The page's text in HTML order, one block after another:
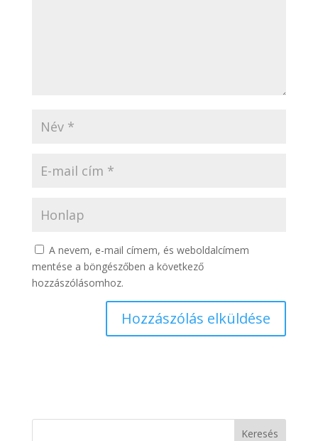
A nevem, e-mail címem, és weboldalcímem
mentése a böngészőben a következő
hozzászólásomhoz.
Keresés